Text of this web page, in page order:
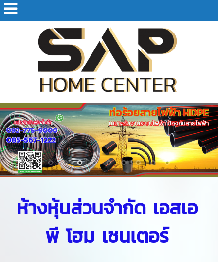
ห้างหุ้นส่วนจำกัด เอสเอ
พี โฮม เซนเตอร์